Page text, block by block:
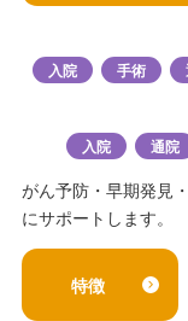
入院 手術
入院 通院
がん予防・早期発見
にサポートします。
特徴